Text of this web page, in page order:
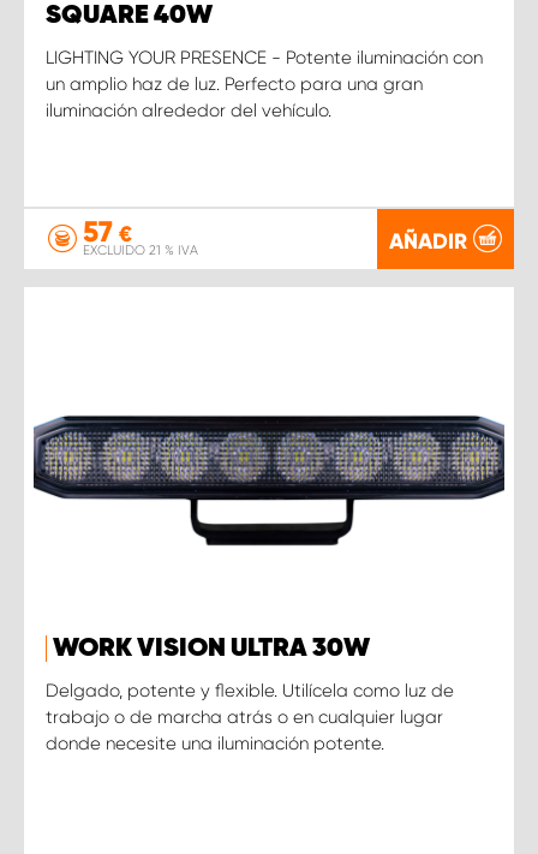
SQUARE 40W
LIGHTING YOUR PRESENCE - Potente iluminación con
un amplio haz de luz. Perfecto para una gran
iluminación alrededor del vehículo.
57 €
EXCLUIDO 21 % IVA AÑADIR
WORK VISION ULTRA 30W
Delgado, potente y flexible. Utilícela como luz de
trabajo o de marcha atrás o en cualquier lugar
donde necesite una iluminación potente.